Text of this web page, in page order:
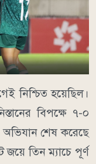
নিশ্চিত হয়েছিল।
বিপক্ষে ৭-০
অভিযান শেষ করেছে
তিন ম্যাচে পূর্ণ